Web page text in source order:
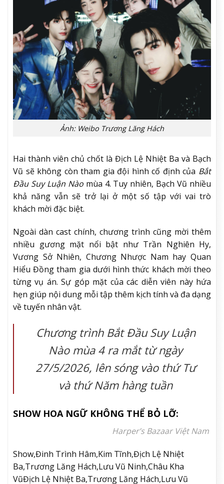
Ảnh: Weibo Trương Lăng Hách
Hai thành viên chủ chốt là Địch Lệ Nhiệt Ba và Bạch
Vũ sẽ không còn tham gia đội hình cố định của Bắt
Đầu Suy Luận Nàomùa 4. Tuy nhiên, Bạch Vũ nhiều
khả năng vẫn sẽ trở lại ở một số tập với vai trò
khách mời đặc biệt.
Ngoài dàn cast chính, chương trình cũng mời thêm
nhiều gương mặt nổi bật như Trần Nghiên Hy,
Vương Sở Nhiên, Chương Nhược Nam hay Quan
Hiểu Đồng tham gia dưới hình thức khách mời theo
từng vụ án. Sự góp mặt của các diễn viên này hứa
hẹn giúp nội dung mỗi tập thêm kịch tính và đa dạng
về tuyến nhân vật.
Chương trình Bắt Đầu Suy Luận
Nàomùa 4 ra mắt từ ngày
27/5/2026, lên sóng vào thứ Tư
và thứ Năm hàng tuần
SHOW HOA NGỮ KHÔNG THỂ BỎ LỠ:
Harper’s Bazaar Việt Nam
Show,Đinh Trình Hâm,Kim Tĩnh,Địch Lệ Nhiệt
Ba,Trương Lăng Hách,Lưu Vũ Ninh,Châu Kha
VũĐịch Lệ Nhiệt Ba,Trương Lăng Hách,Lưu Vũ